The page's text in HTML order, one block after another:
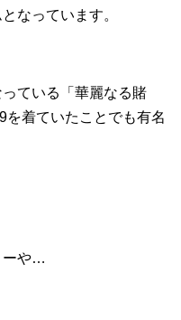
なっています。
ている「華麗なる賭
を着ていたことでも有名
ーや…